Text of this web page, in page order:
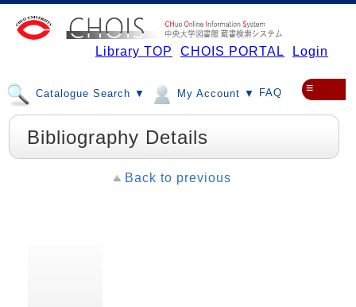
Library TOP CHOIS PORTAL Login
Catalogue Search ▼ My Account ▼ FAQ ≡
Bibliography Details
Back to previous